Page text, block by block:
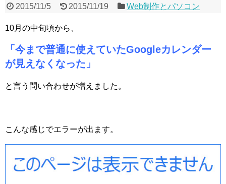
2015/11/5 2015/11/19 Web制作とパソコン
10月の中旬頃から、
「今まで普通に使えていたGoogleカレンダー
が見えなくなった」
と言う問い合わせが増えました。
こんな感じでエラーが出ます。